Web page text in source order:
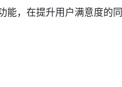
，在提升用户满意度的同